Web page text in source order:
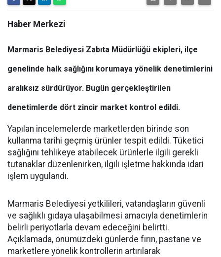
Haber Merkezi
Marmaris Belediyesi Zabıta Müdürlüğü ekipleri, ilçe
genelinde halk sağlığını korumaya yönelik denetimlerini
aralıksız sürdürüyor. Bugün gerçekleştirilen
denetimlerde dört zincir market kontrol edildi.
Yapılan incelemelerde marketlerden birinde son
kullanma tarihi geçmiş ürünler tespit edildi. Tüketici
sağlığını tehlikeye atabilecek ürünlerle ilgili gerekli
tutanaklar düzenlenirken, ilgili işletme hakkında idari
işlem uygulandı.
Marmaris Belediyesi yetkilileri, vatandaşların güvenli
ve sağlıklı gıdaya ulaşabilmesi amacıyla denetimlerin
belirli periyotlarla devam edeceğini belirtti.
Açıklamada, önümüzdeki günlerde fırın, pastane ve
marketlere yönelik kontrollerin artırılarak